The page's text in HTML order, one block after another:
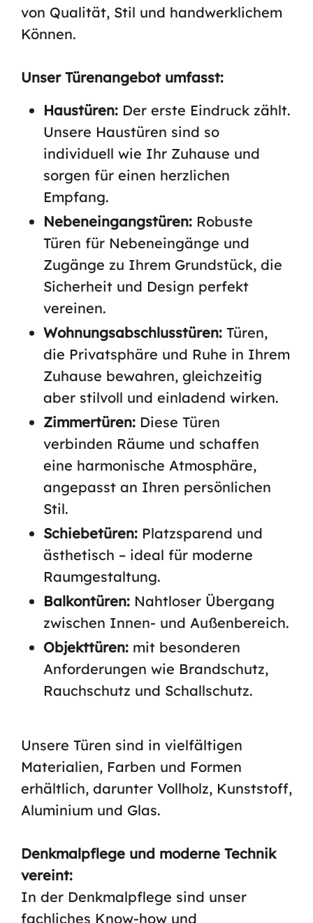
von Qualität, Stil und handwerklichem
Können.
Unser Türenangebot umfasst:
Haustüren: Der erste Eindruck zählt.
Unsere Haustüren sind so
individuell wie Ihr Zuhause und
sorgen für einen herzlichen
Empfang.
Nebeneingangstüren: Robuste
Türen für Nebeneingänge und
Zugänge zu Ihrem Grundstück, die
Sicherheit und Design perfekt
vereinen.
Wohnungsabschlusstüren: Türen,
die Privatsphäre und Ruhe in Ihrem
Zuhause bewahren, gleichzeitig
aber stilvoll und einladend wirken.
Zimmertüren: Diese Türen
verbinden Räume und schaffen
eine harmonische Atmosphäre,
angepasst an Ihren persönlichen
Stil.
Schiebetüren: Platzsparend und
ästhetisch – ideal für moderne
Raumgestaltung.
Balkontüren: Nahtloser Übergang
zwischen Innen- und Außenbereich.
Objekttüren: mit besonderen
Anforderungen wie Brandschutz,
Rauchschutz und Schallschutz.
Unsere Türen sind in vielfältigen
Materialien, Farben und Formen
erhältlich, darunter Vollholz, Kunststoff,
Aluminium und Glas.
Denkmalpflege und moderne Technik
vereint:
In der Denkmalpflege sind unser
fachliches Know-how und